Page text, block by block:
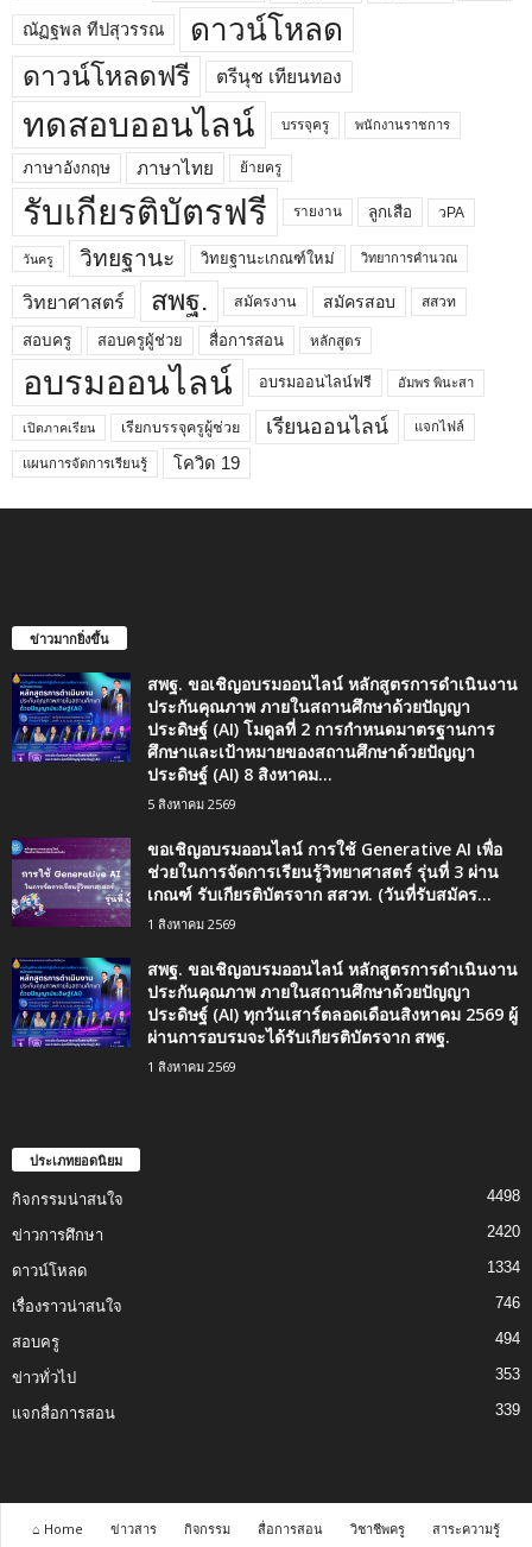
ณัฏฐพล ทีปสุวรรณ ดาวน์โหลด
ดาวน์โหลดฟรี ตรีนุช เทียนทอง
ทดสอบออนไลน์ บรรจุครู พนักงานราชการ
ภาษาอังกฤษ ภาษาไทย ย้ายครู
รับเกียรติบัตรฟรี รายงาน ลูกเสือ วPA
วันครู วิทยฐานะ วิทยฐานะเกณฑ์ใหม่ วิทยาการคำนวณ
วิทยาศาสตร์ สพฐ. สมัครงาน สมัครสอบ สสวท
สอบครู สอบครูผู้ช่วย สื่อการสอน หลักสูตร
อบรมออนไลน์ อบรมออนไลน์ฟรี อัมพร พินะสา
เปิดภาคเรียน เรียกบรรจุครูผู้ช่วย เรียนออนไลน์ แจกไฟล์
แผนการจัดการเรียนรู้ โควิด 19
ข่าวมากยิ่งขึ้น
สพฐ. ขอเชิญอบรมออนไลน์ หลักสูตรการดำเนินงาน
ประกันคุณภาพ ภายในสถานศึกษาด้วยปัญญา
ประดิษฐ์ (AI) โมดูลที่ 2 การกำหนดมาตรฐานการ
ศึกษาและเป้าหมายของสถานศึกษาด้วยปัญญา
ประดิษฐ์ (AI) 8 สิงหาคม...
5 สิงหาคม 2569
ขอเชิญอบรมออนไลน์ การใช้ Generative AI เพื่อ
ช่วยในการจัดการเรียนรู้วิทยาศาสตร์ รุ่นที่ 3 ผ่าน
เกณฑ์ รับเกียรติบัตรจาก สสวท. (วันที่รับสมัคร...
1 สิงหาคม 2569
สพฐ. ขอเชิญอบรมออนไลน์ หลักสูตรการดำเนินงาน
ประกันคุณภาพ ภายในสถานศึกษาด้วยปัญญา
ประดิษฐ์ (AI) ทุกวันเสาร์ตลอดเดือนสิงหาคม 2569 ผู้
ผ่านการอบรมจะได้รับเกียรติบัตรจาก สพฐ.
1 สิงหาคม 2569
ประเภทยอดนิยม
กิจกรรมน่าสนใจ 4498
ข่าวการศึกษา 2420
ดาวน์โหลด 1334
เรื่องราวน่าสนใจ 746
สอบครู 494
ข่าวทั่วไป 353
แจกสื่อการสอน 339
⌂ Home ข่าวสาร กิจกรรม สื่อการสอน วิชาชีพครู สาระความรู้